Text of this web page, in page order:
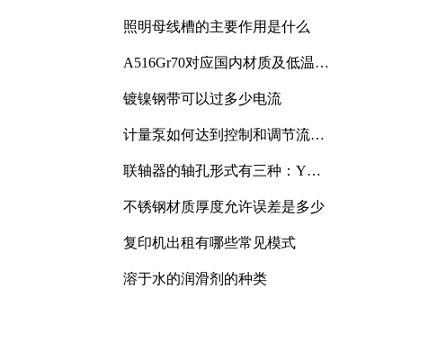
照明母线槽的主要作用是什么
A516Gr70对应国内材质及低温冲
镀镍钢带可以过多少电流
计量泵如何达到控制和调节流量
联轴器的轴孔形式有三种：Y
不锈钢材质厚度允许误差是多少
复印机出租有哪些常见模式
溶于水的润滑剂的种类